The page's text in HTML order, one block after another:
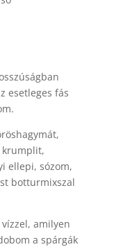
esetleges fás
krumplit,
ellepi, sózom,
botturmixszal
amilyen
a spárgák